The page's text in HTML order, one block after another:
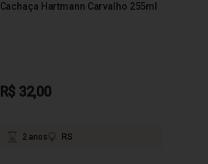
Cachaça Hartmann Carvalho 255ml
R$ 32,00
2 anos RS